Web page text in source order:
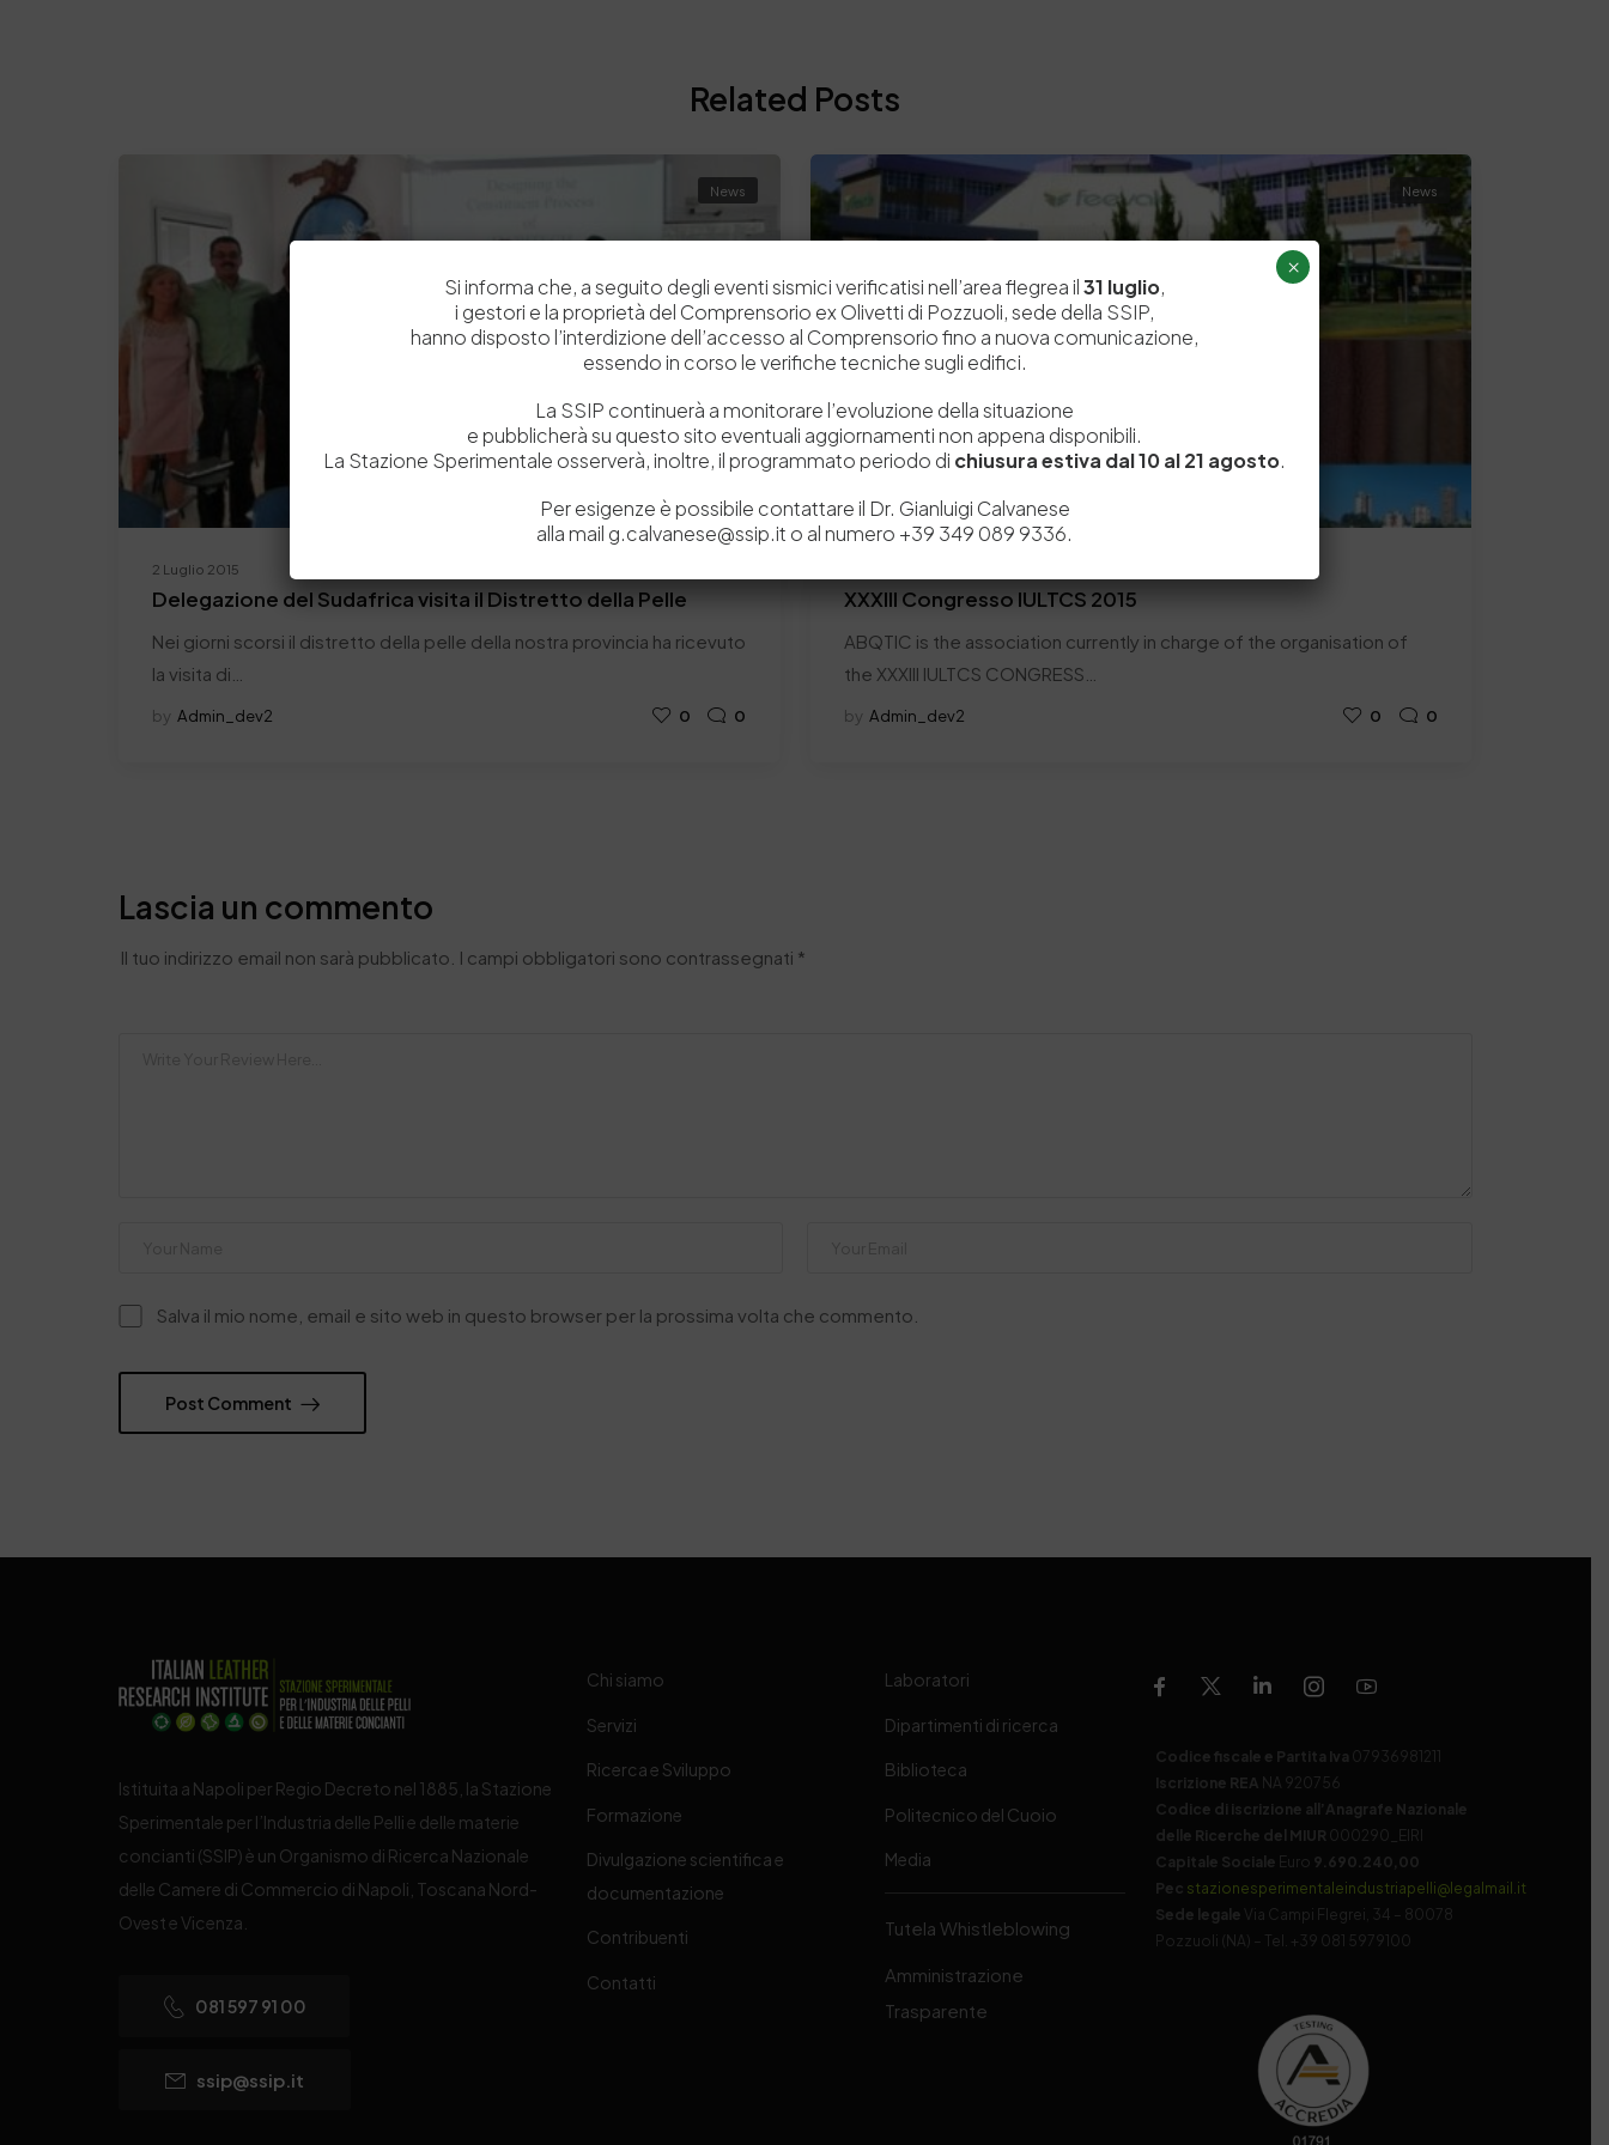
Related Posts
2 Luglio 2015
News
Delegazione del Sudafrica visita il Distretto della Pelle
Nei giorni scorsi il distretto della pelle della nostra provincia ha ricevuto
la visita di…
by Admin_dev2 0 0
News
XXXIII Congresso IULTCS 2015
ABQTIC is the association currently in charge of the organisation of
the XXXIII IULTCS CONGRESS…
by Admin_dev2 0 0
Lascia un commento
Il tuo indirizzo email non sarà pubblicato. I campi obbligatori sono contrassegnati *
Salva il mio nome, email e sito web in questo browser per la prossima volta che commento.
Post Comment
Istituita a Napoli per Regio Decreto nel 1885, la Stazione
Sperimentale per l’Industria delle Pelli e delle materie
concianti (SSIP) è un Organismo di Ricerca Nazionale
delle Camere di Commercio di Napoli, Toscana Nord-
Ovest e Vicenza.
081 597 91 00
ssip@ssip.it
Chi siamo
Servizi
Ricerca e Sviluppo
Formazione
Divulgazione scientifica e
documentazione
Contribuenti
Contatti
Laboratori
Dipartimenti di ricerca
Biblioteca
Politecnico del Cuoio
Media
Tutela Whistleblowing
Amministrazione
Trasparente
Codice fiscale e Partita Iva 07936981211
Iscrizione REA NA 920756
Codice di iscrizione all’Anagrafe Nazionale
delle Ricerche del MIUR 000290_EIRI
Capitale Sociale Euro 9.690.240,00
Pec stazionesperimentaleindustriapelli@legalmail.it
Sede legale
Via Campi Flegrei, 34 – 80078
Pozzuoli (NA) – Tel. +39 081 5979100
Si informa che, a seguito degli eventi sismici verificatisi nell’area flegrea il31 luglio,
i gestori e la proprietà del Comprensorio ex Olivetti di Pozzuoli, sede della SSIP,
hanno disposto l’interdizione dell’accesso al Comprensorio fino a nuova comunicazione,
essendo in corso le verifiche tecniche sugli edifici.
La SSIP continuerà a monitorare l’evoluzione della situazione
e pubblicherà su questo sito eventuali aggiornamenti non appena disponibili.
La Stazione Sperimentale osserverà, inoltre, il programmato periodo di chiusura estiva dal 10 al 21 agosto.
Per esigenze è possibile contattare il Dr. Gianluigi Calvanese
alla mail g.calvanese@ssip.it o al numero +39 349 089 9336.
×